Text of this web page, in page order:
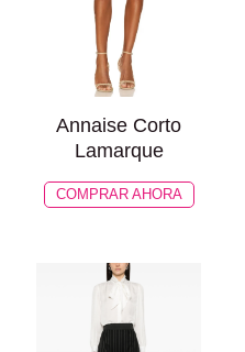
Annaise Corto
Lamarque
COMPRAR AHORA